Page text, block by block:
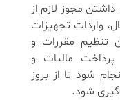
مجوز لازم از
واردات تجهیزات
تنظیم مقررات و
پرداخت مالیات و
شود تا از بروز
شود.